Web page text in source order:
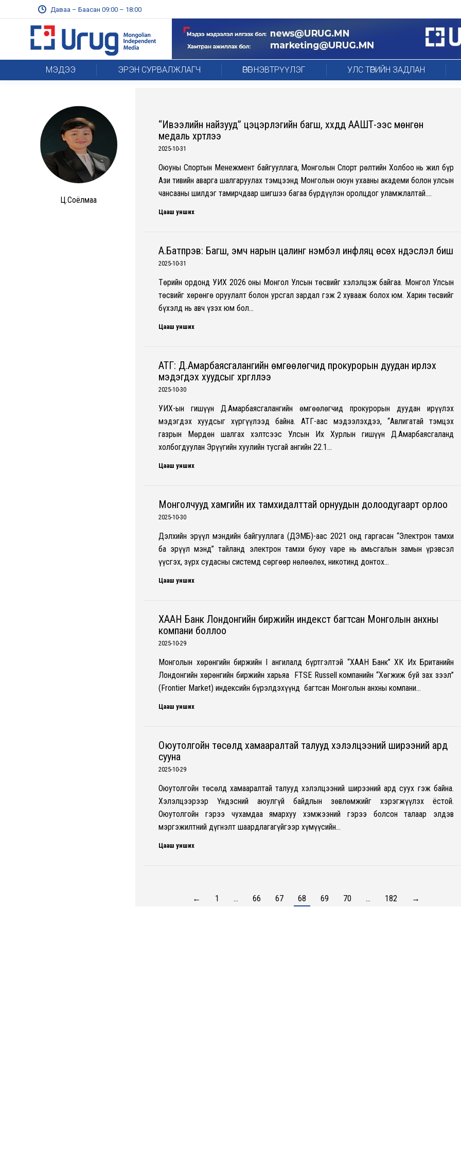
Даваа – Баасан 09:00 – 18:00
МЭДЭЭ ЭРЭН СУРВАЛЖЛАГЧ ӨРӨГ НЭВТРҮҮЛЭГ УЛС ТӨРИЙН ЗАДЛАН
Ц.Соёлмаа
“Ивээлийн найзууд” цэцэрлэгийн багш, хүүхдүүд ААШТ-ээс мөнгөн
медаль хүртлээ
2025-10-31
Оюуны Спортын Менежмент байгууллага, Монголын Спорт Өрөлтийн Холбоо нь жил бүр
Ази тивийн аварга шалгаруулах тэмцээнд Монголын оюун ухааны академи болон улсын
чансааны шилдэг тамирчдаар шигшээ багаа бүрдүүлэн оролцдог уламжлалтай.…
Цааш унших
А.Батпүрэв: Багш, эмч нарын цалинг нэмбэл инфляц өсөх үндэслэл биш
2025-10-31
Төрийн ордонд УИХ 2026 оны Монгол Улсын төсвийг хэлэлцэж байгаа. Монгол Улсын
төсвийг хөрөнгө оруулалт болон урсгал зардал гэж 2 хувааж болох юм. Харин төсвийг
бүхэлд нь авч үзэх юм бол…
Цааш унших
АТГ: Д.Амарбаясгалангийн өмгөөлөгчид прокурорын дуудан ирүүлэх
мэдэгдэх хуудсыг хүргүүллээ
2025-10-30
УИХ-ын гишүүн Д.Амарбаясгалангийн өмгөөлөгчид прокурорын дуудан ирүүлэх
мэдэгдэх хуудсыг хүргүүлээд байна. АТГ-аас мэдээлэхдээ, “Авлигатай тэмцэх
газрын Мөрдөн шалгах хэлтсээс Улсын Их Хурлын гишүүн Д.Амарбаясгаланд
холбогдуулан Эрүүгийн хуулийн тусгай ангийн 22.1…
Цааш унших
Монголчууд хамгийн их тамхидалттай орнуудын долоодугаарт орлоо
2025-10-30
Дэлхийн эрүүл мэндийн байгууллага (ДЭМБ)-аас 2021 онд гаргасан “Электрон тамхи
ба эрүүл мэнд” тайланд электрон тамхи буюу vape нь амьсгалын замын үрэвсэл
үүсгэх, зүрх судасны системд сөргөөр нөлөөлөх, никотинд донтох…
Цааш унших
ХААН Банк Лондонгийн биржийн индекст багтсан Монголын анхны
компани боллоо
2025-10-29
Монголын хөрөнгийн биржийн I ангилалд бүртгэлтэй “ХААН Банк” ХК Их Британийн
Лондонгийн хөрөнгийн биржийн харьяа FTSE Russell компанийн “Хөгжиж буй зах зээл”
(Frontier Market) индексийн бүрэлдэхүүнд багтсан Монголын анхны компани…
Цааш унших
Оюутолгойн төсөлд хамааралтай талууд хэлэлцээний ширээний ард
сууна
2025-10-29
Оюутолгойн төсөлд хамааралтай талууд хэлэлцээний ширээний ард суух гэж байна.
Хэлэлцээрээр Үндэсний аюулгүй байдлын зөвлөмжийг хэрэгжүүлэх ёстой.
Оюутолгойн гэрээ чухамдаа ямархуу хэмжээний гэрээ болсон талаар элдэв
мэргэжилтний дүгнэлт шаардлагагүйгээр хүмүүсийн…
Цааш унших
← 1 … 66 67 68 69 70 … 182 →